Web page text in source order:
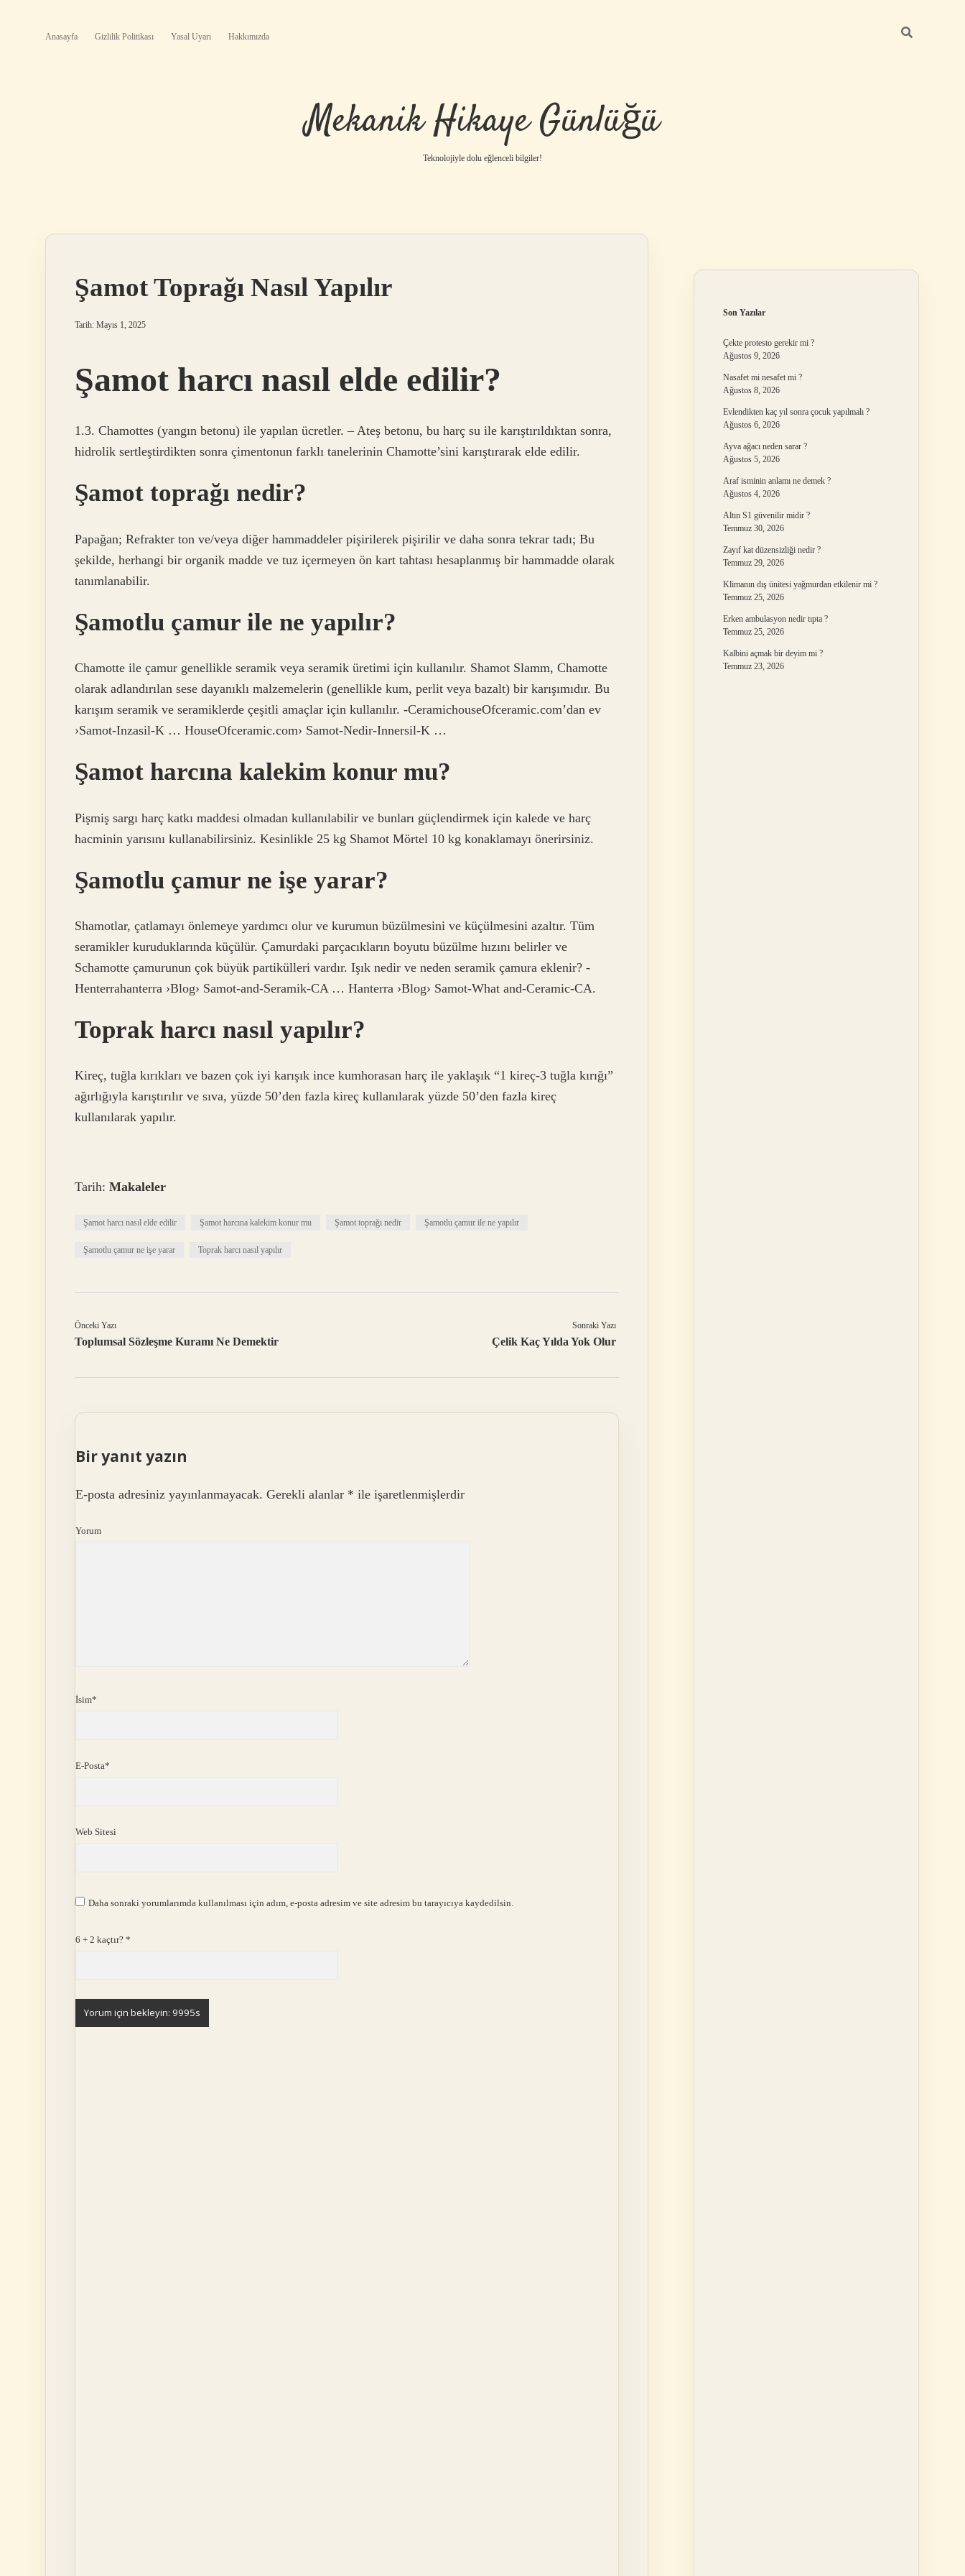
Anasayfa Gizlilik Politikası Yasal Uyarı Hakkımızda
Mekanik Hikaye Günlüğü
Teknolojiyle dolu eğlenceli bilgiler!
Şamot Toprağı Nasıl Yapılır
Tarih: Mayıs 1, 2025
Şamot harcı nasıl elde edilir?
1.3. Chamottes (yangın betonu) ile yapılan ücretler. – Ateş betonu, bu harç su ile karıştırıldıktan sonra,
hidrolik sertleştirdikten sonra çimentonun farklı tanelerinin Chamotte’sini karıştırarak elde edilir.
Şamot toprağı nedir?
Papağan; Refrakter ton ve/veya diğer hammaddeler pişirilerek pişirilir ve daha sonra tekrar tadı; Bu
şekilde, herhangi bir organik madde ve tuz içermeyen ön kart tahtası hesaplanmış bir hammadde olarak
tanımlanabilir.
Şamotlu çamur ile ne yapılır?
Chamotte ile çamur genellikle seramik veya seramik üretimi için kullanılır. Shamot Slamm, Chamotte
olarak adlandırılan sese dayanıklı malzemelerin (genellikle kum, perlit veya bazalt) bir karışımıdır. Bu
karışım seramik ve seramiklerde çeşitli amaçlar için kullanılır. -CeramichouseOfceramic.com’dan ev
›Samot-Inzasil-K … HouseOfceramic.com› Samot-Nedir-Innersil-K …
Şamot harcına kalekim konur mu?
Pişmiş sargı harç katkı maddesi olmadan kullanılabilir ve bunları güçlendirmek için kalede ve harç
hacminin yarısını kullanabilirsiniz. Kesinlikle 25 kg Shamot Mörtel 10 kg konaklamayı önerirsiniz.
Şamotlu çamur ne işe yarar?
Shamotlar, çatlamayı önlemeye yardımcı olur ve kurumun büzülmesini ve küçülmesini azaltır. Tüm
seramikler kuruduklarında küçülür. Çamurdaki parçacıkların boyutu büzülme hızını belirler ve
Schamotte çamurunun çok büyük partikülleri vardır. Işık nedir ve neden seramik çamura eklenir? -
Henterrahanterra ›Blog› Samot-and-Seramik-CA … Hanterra ›Blog› Samot-What and-Ceramic-CA.
Toprak harcı nasıl yapılır?
Kireç, tuğla kırıkları ve bazen çok iyi karışık ince kumhorasan harç ile yaklaşık “1 kireç-3 tuğla kırığı”
ağırlığıyla karıştırılır ve sıva, yüzde 50’den fazla kireç kullanılarak yüzde 50’den fazla kireç
kullanılarak yapılır.
Tarih: Makaleler
Şamot harcı nasıl elde edilir Şamot harcına kalekim konur mu Şamot toprağı nedir Şamotlu çamur ile ne yapılır
Şamotlu çamur ne işe yarar Toprak harcı nasıl yapılır
Önceki Yazı
Toplumsal Sözleşme Kuramı Ne Demektir
Sonraki Yazı
Çelik Kaç Yılda Yok Olur
Bir yanıt yazın
E-posta adresiniz yayınlanmayacak. Gerekli alanlar * ile işaretlenmişlerdir
Yorum
İsim*
E-Posta*
Web Sitesi
Daha sonraki yorumlarımda kullanılması için adım, e-posta adresim ve site adresim bu tarayıcıya kaydedilsin.
6 + 2 kaçtır? *
Son Yazılar
Çekte protesto gerekir mi ?
Ağustos 9, 2026
Nasafet mi nesafet mi ?
Ağustos 8, 2026
Evlendikten kaç yıl sonra çocuk yapılmalı ?
Ağustos 6, 2026
Ayva ağacı neden sarar ?
Ağustos 5, 2026
Araf isminin anlamı ne demek ?
Ağustos 4, 2026
Altın S1 güvenilir midir ?
Temmuz 30, 2026
Zayıf kat düzensizliği nedir ?
Temmuz 29, 2026
Klimanın dış ünitesi yağmurdan etkilenir mi ?
Temmuz 25, 2026
Erken ambulasyon nedir tıpta ?
Temmuz 25, 2026
Kalbini açmak bir deyim mi ?
Temmuz 23, 2026